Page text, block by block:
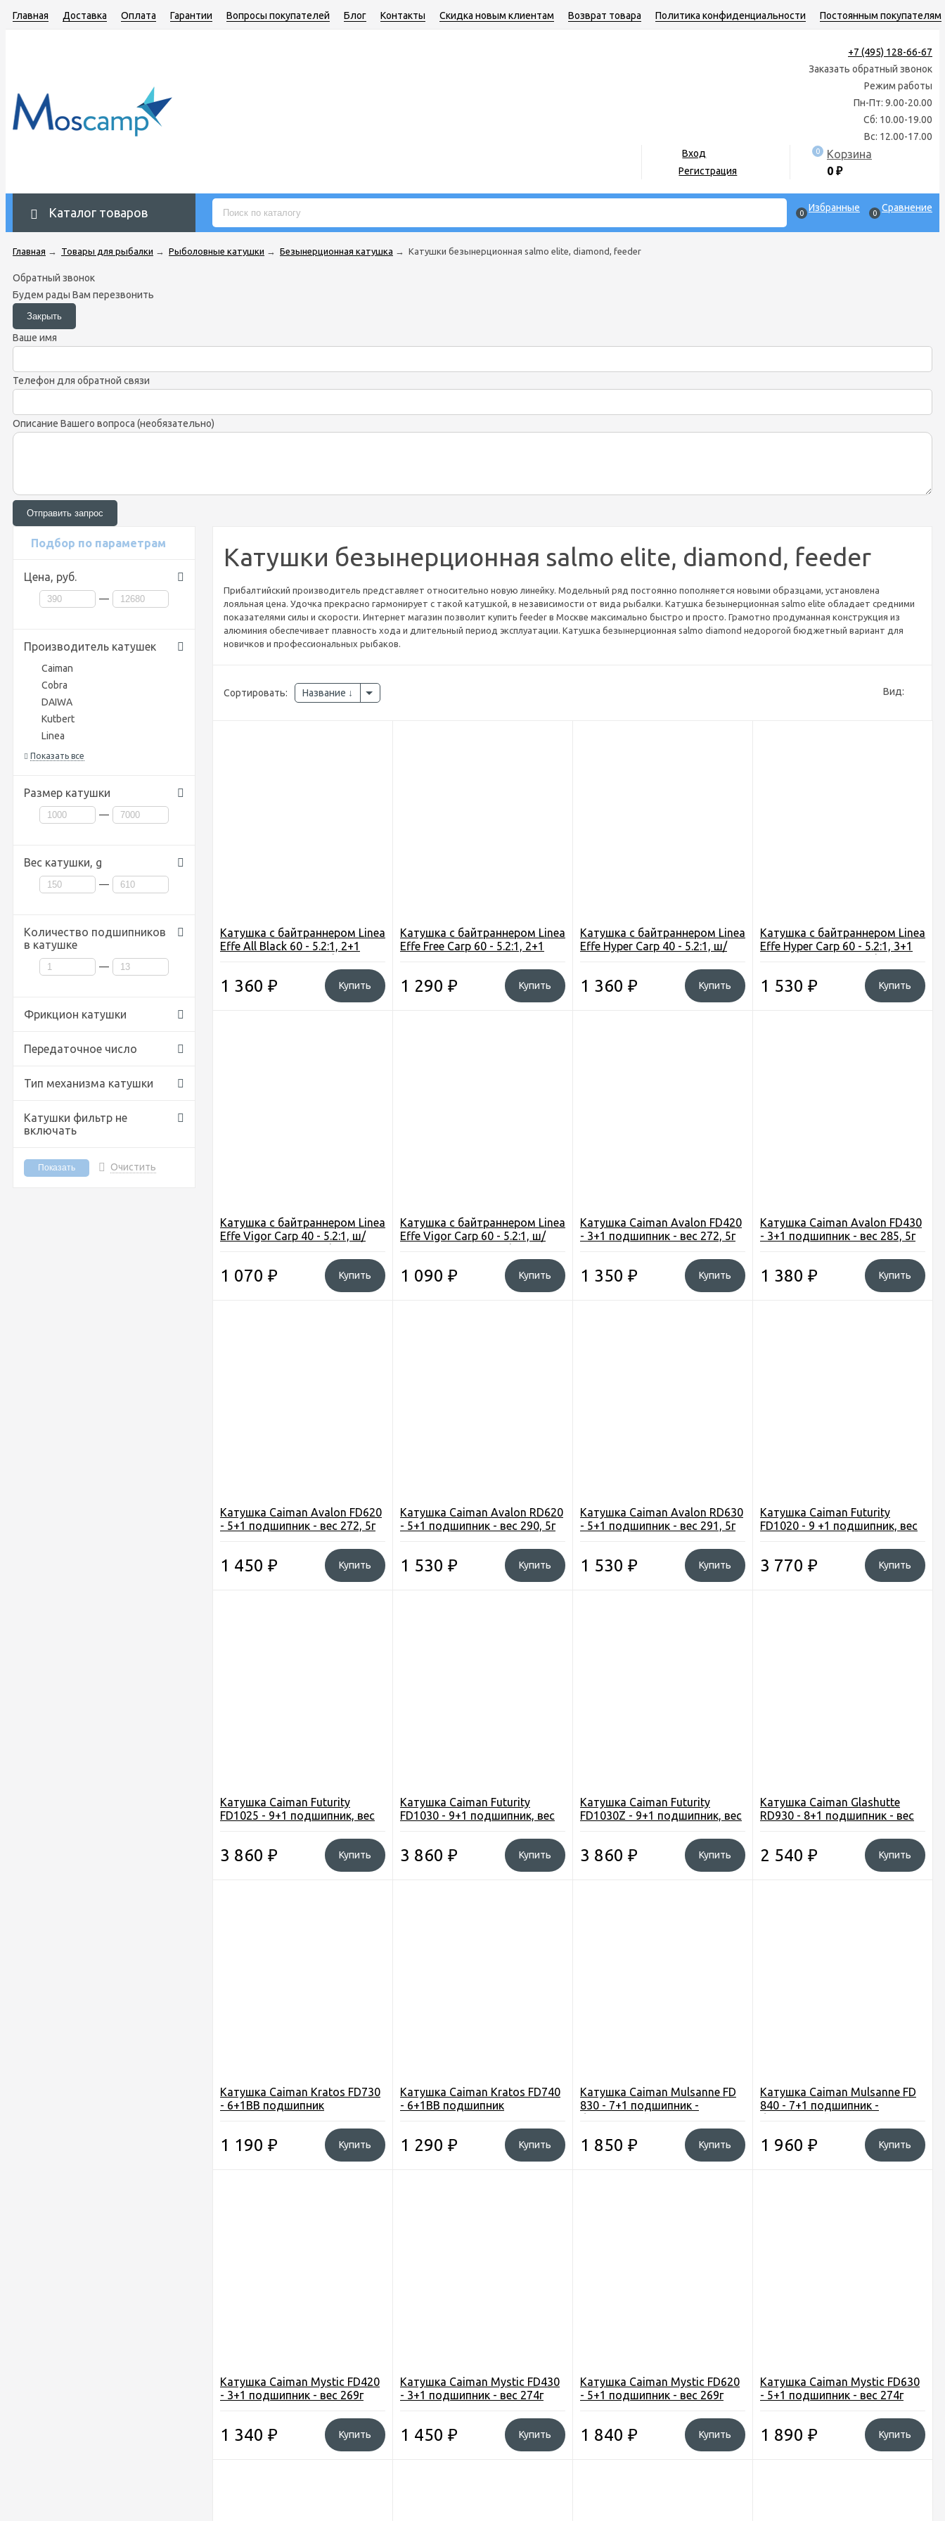
Главная Доставка Оплата Гарантии Вопросы покупателей Блог Контакты Скидка новым клиентам Возврат товара Политика конфиденциальности Постоянным покупателям
+7 (495) 128-66-67
Заказать обратный звонок
Режим работы
Пн-Пт: 9.00-20.00
Сб: 10.00-19.00
Вс: 12.00-17.00
Вход
Регистрация
0
Корзина
0 ₽
Каталог товаров 0 Избранные 0 Сравнение
Главная → Товары для рыбалки → Рыболовные катушки → Безынерционная катушка → Катушки безынерционная salmo elite, diamond, feeder
Обратный звонок
Будем рады Вам перезвонить
Ваше имя
Телефон для обратной связи
Описание Вашего вопроса (необязательно)
Подбор по параметрам
Цена, руб.
—
Производитель катушек
Caiman
Cobra
DAIWA
Kutbert
Linea
Показать все
Размер катушки
—
Вес катушки, g
—
Количество подшипников
в катушке
—
Фрикцион катушки
Передаточное число
Тип механизма катушки
Катушки фильтр не
включать
Очистить
Катушки безынерционная salmo elite, diamond, feeder
Прибалтийский производитель представляет относительно новую линейку. Модельный ряд постоянно пополняется новыми образцами, установлена
лояльная цена. Удочка прекрасно гармонирует с такой катушкой, в независимости от вида рыбалки. Катушка безынерционная salmo elite обладает средними
показателями силы и скорости. Интернет магазин позволит купить feeder в Москве максимально быстро и просто. Грамотно продуманная конструкция из
алюминия обеспечивает плавность хода и длительный период эксплуатации. Катушка безынерционная salmo diamond недорогой бюджетный вариант для
новичков и профессиональных рыбаков.
Сортировать: Название Вид:
Катушка c байтраннером Linea
Effe All Black 60 - 5.2:1, 2+1
1 360 ₽ Купить
Катушка c байтраннером Linea
Effe Free Carp 60 - 5.2:1, 2+1
1 290 ₽ Купить
Катушка c байтраннером Linea
Effe Hyper Carp 40 - 5.2:1, ш/
1 360 ₽ Купить
Катушка c байтраннером Linea
Effe Hyper Carp 60 - 5.2:1, 3+1
1 530 ₽ Купить
Катушка c байтраннером Linea
Effe Vigor Carp 40 - 5.2:1, ш/
1 070 ₽ Купить
Катушка c байтраннером Linea
Effe Vigor Carp 60 - 5.2:1, ш/
1 090 ₽ Купить
Катушка Caiman Avalon FD420
- 3+1 подшипник - вес 272, 5г
1 350 ₽ Купить
Катушка Caiman Avalon FD430
- 3+1 подшипник - вес 285, 5г
1 380 ₽ Купить
Катушка Caiman Avalon FD620
- 5+1 подшипник - вес 272, 5г
1 450 ₽ Купить
Катушка Caiman Avalon RD620
- 5+1 подшипник - вес 290, 5г
1 530 ₽ Купить
Катушка Caiman Avalon RD630
- 5+1 подшипник - вес 291, 5г
1 530 ₽ Купить
Катушка Caiman Futurity
FD1020 - 9 +1 подшипник, вес
3 770 ₽ Купить
Катушка Caiman Futurity
FD1025 - 9+1 подшипник, вес
3 860 ₽ Купить
Катушка Caiman Futurity
FD1030 - 9+1 подшипник, вес
3 860 ₽ Купить
Катушка Caiman Futurity
FD1030Z - 9+1 подшипник, вес
3 860 ₽ Купить
Катушка Caiman Glashutte
RD930 - 8+1 подшипник - вес
2 540 ₽ Купить
Катушка Caiman Kratos FD730
- 6+1BB подшипник
1 190 ₽ Купить
Катушка Caiman Kratos FD740
- 6+1BB подшипник
1 290 ₽ Купить
Катушка Caiman Mulsanne FD
830 - 7+1 подшипник -
1 850 ₽ Купить
Катушка Caiman Mulsanne FD
840 - 7+1 подшипник -
1 960 ₽ Купить
Катушка Caiman Mystic FD420
- 3+1 подшипник - вес 269г
1 340 ₽ Купить
Катушка Caiman Mystic FD430
- 3+1 подшипник - вес 274г
1 450 ₽ Купить
Катушка Caiman Mystic FD620
- 5+1 подшипник - вес 269г
1 840 ₽ Купить
Катушка Caiman Mystic FD630
- 5+1 подшипник - вес 274г
1 890 ₽ Купить